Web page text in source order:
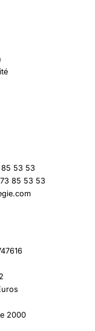
53 53
85 53 53
2000